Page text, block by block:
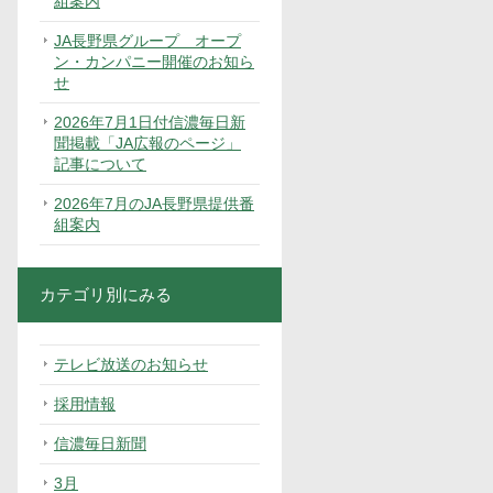
JA長野県グループ オープ
ン・カンパニー開催のお知ら
せ
2026年7月1日付信濃毎日新
聞掲載「JA広報のページ」
記事について
2026年7月のJA長野県提供番
組案内
カテゴリ別にみる
テレビ放送のお知らせ
採用情報
信濃毎日新聞
3月